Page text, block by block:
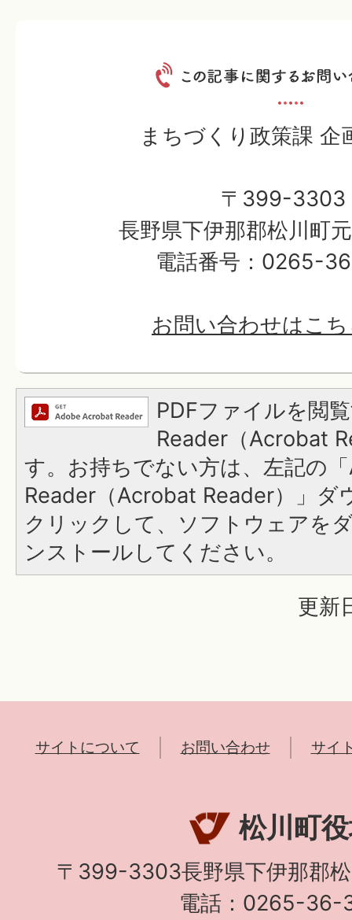
まちづくり政策課 企
〒399-3303
長野県下伊那郡松川町
電話番号：0265-
お問い合わせはこ
PDFファイルを閲
Reader（Acrobat
す。お持ちでない方は、左記の
Reader（Acrobat Reader）」ダ
クリックして、ソフトウェアを
ンストールしてください。
更新
サイトについて お問い合わせ サイ
松川町
〒399-3303長野県下伊那郡
電話：0265-36-